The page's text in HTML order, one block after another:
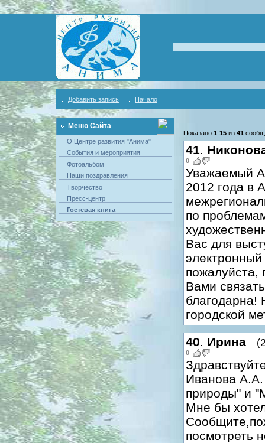
Добавить запись Начало
Меню Сайта
О Центре развития "Анима"
События и мероприятия
Фотоальбом
Наши поздравления
Творчество
Пресс-центр
Гостевая книга
Показано 1-15 из 41
41.
0
Уважаемый
2012 года в
по
Вас для
пожалуйста,
Вами
благодарна!
городской
40. Ирина
0
Иванова
природы" и
Мне бы
посмотреть